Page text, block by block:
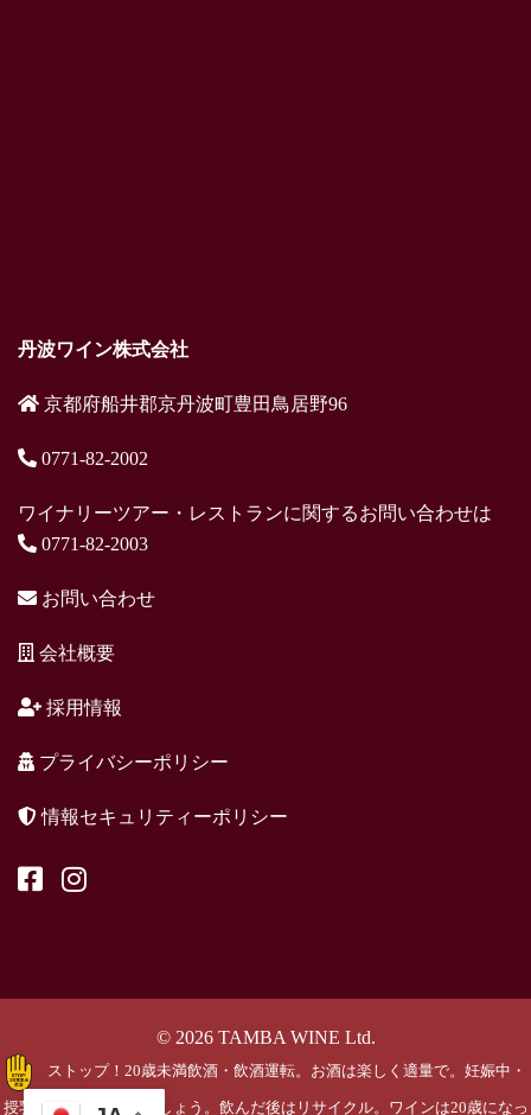
丹波ワイン株式会社
京都府船井郡京丹波町豊田鳥居野96
0771-82-2002
ワイナリーツアー・レストランに関するお問い合わせは
0771-82-2003
お問い合わせ
会社概要
採用情報
プライバシーポリシー
情報セキュリティーポリシー
© 2026 TAMBA WINE Ltd.
ストップ！20歳未満飲酒・飲酒運転。お酒は楽しく適量で。妊娠中・
授乳期の飲酒はやめましょう。飲んだ後はリサイクル。ワインは20歳になっ